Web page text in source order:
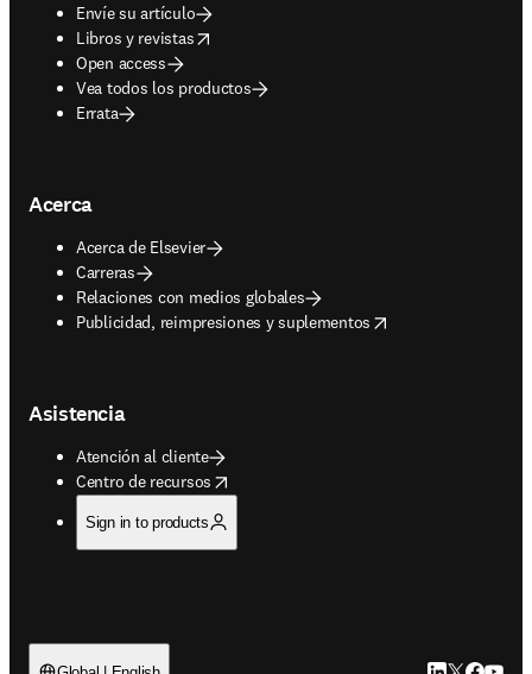
Envíe su artículo
Libros y revistas
opens in new tab/window
Open access
Vea todos los productos
Errata
Acerca
Acerca de Elsevier
Carreras
Relaciones con medios globales
Publicidad, reimpresiones y suplementos
opens in new tab/window
Asistencia
Atención al cliente
Centro de recursos
opens in new tab/window
Sign in to products